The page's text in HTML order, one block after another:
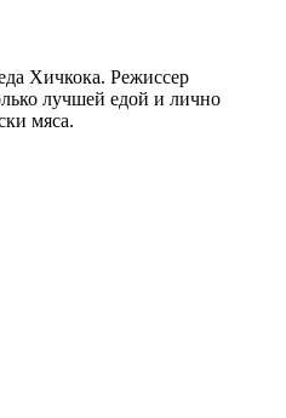
Хичкока. Режиссер
лучшей едой и лично
мяса.